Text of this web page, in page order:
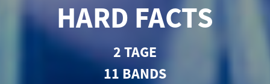
HARD FACTS
2 TAGE
11 BANDS